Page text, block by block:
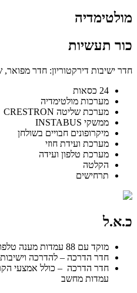
מולטימדיה
כור תעשיות
חדר ישיבות דירקטוריון: חדר מפואר,
24 כסאות
מערכות מולטימדיה
מערכת שליטה CRESTRON
ממשקי INSTABUS
מיקרופונים חבויים בשולחן
מערכת ועידת חוזי
מערכת טלפון ועידה
הקלטה
תרחישים
כ.א.ל
מוקד עם 88 עמדות מענה טלפוני
חדר הדרכה – להדרכה
חדר הדרכה – כולל אמצעי
עמדות מחשב